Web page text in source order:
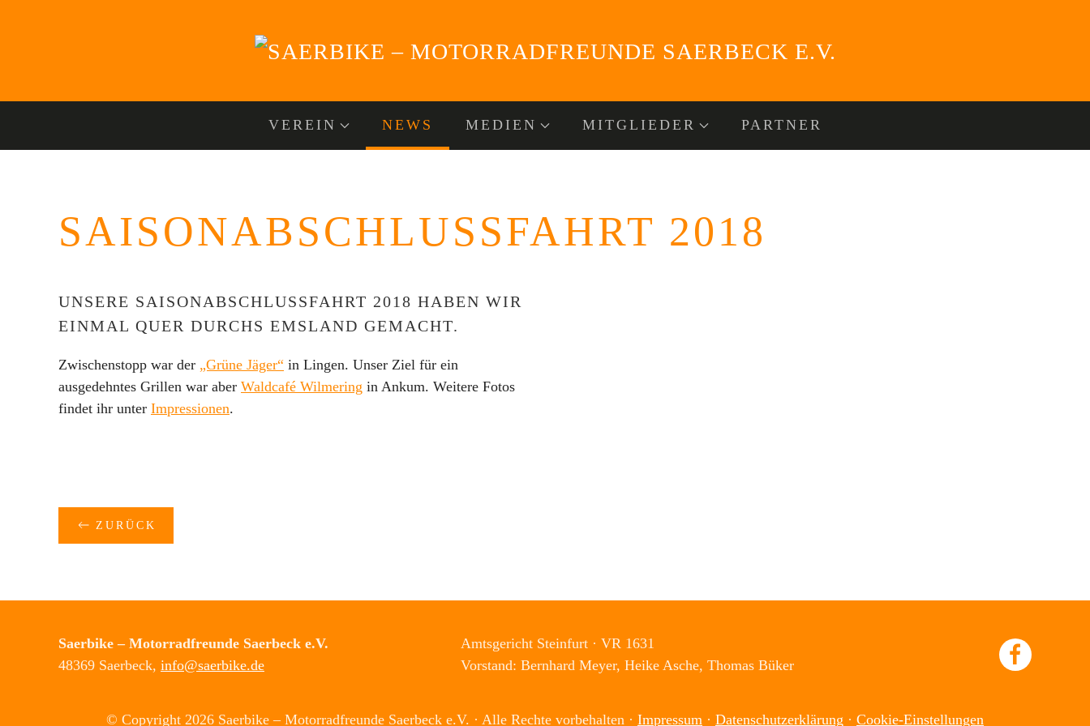
VEREIN NEWS MEDIEN MITGLIEDER PARTNER
SAISONABSCHLUSSFAHRT 2018
UNSERE SAISONABSCHLUSSFAHRT 2018 HABEN WIR
EINMAL QUER DURCHS EMSLAND GEMACHT.
Zwischenstopp war der „Grüne Jäger“ in Lingen. Unser Ziel für ein
ausgedehntes Grillen war aber Waldcafé Wilmering in Ankum. Weitere Fotos
findet ihr unter Impressionen.
ZURÜCK
Saerbike – Motorradfreunde Saerbeck e.V.
48369 Saerbeck, info@saerbike.de
Amtsgericht Steinfurt · VR 1631
Vorstand: Bernhard Meyer, Heike Asche, Thomas Büker
© Copyright 2026 Saerbike – Motorradfreunde Saerbeck e.V. · Alle Rechte vorbehalten · Impressum · Datenschutzerklärung · Cookie-Einstellungen